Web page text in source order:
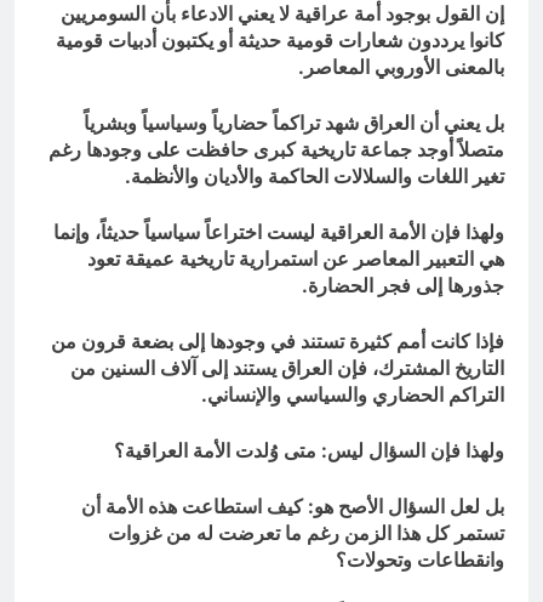
إن القول بوجود أمة عراقية لا يعني الادعاء بأن السومريين
كانوا يرددون شعارات قومية حديثة أو يكتبون أدبيات قومية
بالمعنى الأوروبي المعاصر.
بل يعني أن العراق شهد تراكماً حضارياً وسياسياً وبشرياً
متصلاً أوجد جماعة تاريخية كبرى حافظت على وجودها رغم
تغير اللغات والسلالات الحاكمة والأديان والأنظمة.
ولهذا فإن الأمة العراقية ليست اختراعاً سياسياً حديثاً، وإنما
هي التعبير المعاصر عن استمرارية تاريخية عميقة تعود
جذورها إلى فجر الحضارة.
فإذا كانت أمم كثيرة تستند في وجودها إلى بضعة قرون من
التاريخ المشترك، فإن العراق يستند إلى آلاف السنين من
التراكم الحضاري والسياسي والإنساني.
ولهذا فإن السؤال ليس: متى وُلدت الأمة العراقية؟
بل لعل السؤال الأصح هو: كيف استطاعت هذه الأمة أن
تستمر كل هذا الزمن رغم ما تعرضت له من غزوات
وانقطاعات وتحولات؟